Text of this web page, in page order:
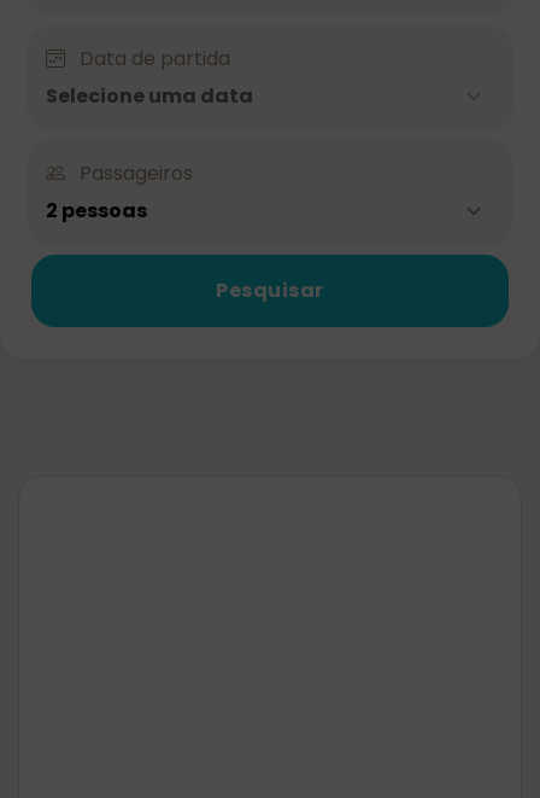
Data de partida
Selecione uma data
Passageiros
2 pessoas
Pesquisar